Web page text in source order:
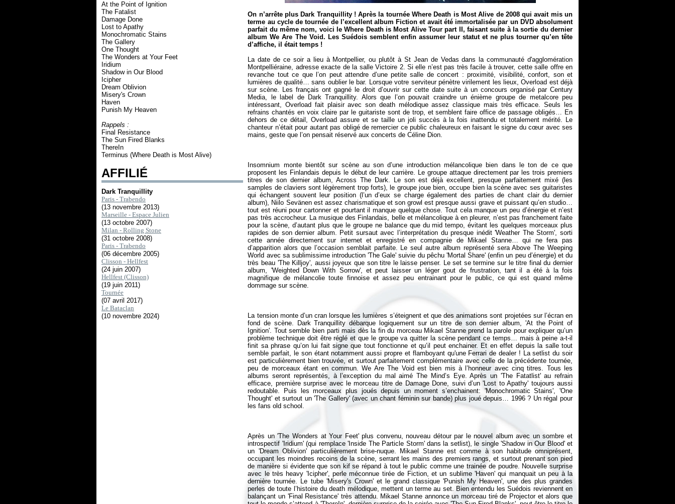
At the Point of Ignition
The Fatalist
Damage Done
Lost to Apathy
Monochromatic Stains
The Gallery
One Thought
The Wonders at Your Feet
Iridium
Shadow in Our Blood
Icipher
Dream Oblivion
Misery's Crown
Haven
Punish My Heaven
Rappels :
Final Resistance
The Sun Fired Blanks
ThereIn
Terminus (Where Death is Most Alive)
AFFILIÉ
Dark Tranquillity
Paris - Trabendo
(13 novembre 2013)
Marseille - Espace Julien
(13 octobre 2007)
Milan - Rolling Stone
(31 octobre 2008)
Paris - Trabendo
(06 décembre 2005)
Clisson - Hellfest
(24 juin 2007)
Hellfest (Clisson)
(19 juin 2011)
Tournée
(07 avril 2017)
Le Bataclan
(10 novembre 2024)
On n’arrête plus Dark Tranquillity ! Après la tournée Where Death is Most Alive de 2008 qui avait mis un
terme au cycle de tournée de l’excellent album Fiction et avait été immortalisée par un DVD absolument
parfait du même nom, voici le Where Death is Most Alive Tour part II, faisant suite à la sortie du dernier
albumWe Are The Void. Les Suédois semblent enfin assumer leur statut et ne plus tourner qu’en tête
d’affiche, il était temps !
La date de ce soir a lieu à Montpellier, ou plutôt à St Jean de Vedas dans la communauté d'agglomération
Montpelliéraine, adresse exacte de la salle Victoire 2. Si elle n’est pas très facile à trouver, cette salle offre en
revanche tout ce que l’on peut attendre d’une petite salle de concert : proximité, visibilité, confort, son et
lumières de qualité… sans oublier le bar. Lorsque votre serviteur pénètre virilement les lieux, Overload est déjà
sur scène. Les français ont gagné le droit d’ouvrir sur cette date suite à un concours organisé par Century
Media, le label de Dark Tranquillity. Alors que l’on pouvait craindre un énième groupe de metalcore peu
intéressant, Overload fait plaisir avec son death mélodique assez classique mais très efficace. Seuls les
refrains chantés en voix claire par le guitariste sont de trop, et semblent faire office de passage obligés… En
dehors de ce détail, Overload assure et se taille un joli succès à la fois inattendu et totalement mérité. Le
chanteur n’était pour autant pas obligé de remercier ce public chaleureux en faisant le signe du cœur avec ses
Insomnium monte bientôt sur scène au son d’une introduction mélancolique bien dans le ton de ce que
proposent les Finlandais depuis le début de leur carrière. Le groupe attaque directement par les trois premiers
titres de son dernier album,Across The Dark. Le son est déjà excellent, presque parfaitement mixé (les
samples de claviers sont légèrement trop forts), le groupe joue bien, occupe bien la scène avec ses guitaristes
qui échangent souvent leur position (l’un d’eux se charge également des parties de chant clair du dernier
album), Niilo Sevänen est assez charismatique et son growl est presque aussi grave et puissant qu’en studio…
tout est réuni pour cartonner et pourtant il manque quelque chose. Tout cela manque un peu d’énergie et n’est
pas très accrocheur. La musique des Finlandais, belle et mélancolique à en pleurer, n’est pas franchement faite
pour la scène, d’autant plus que le groupe ne balance que du mid tempo, évitant les quelques morceaux plus
rapides de son dernier album. Petit sursaut avec l’interprétation du presque inédit 'Weather The Storm', sorti
cette année directement sur internet et enregistré en compagnie de Mikael Stanne… qui ne fera pas
d’apparition alors que l’occasion semblait parfaite. Le seul autre album représenté seraAbove The Weeping
World avec sa sublimissime introduction 'The Gale' suivie du pêchu 'Mortal Share' (enfin un peu d’énergie) et du
très beau 'The Killjoy', aussi joyeux que son titre le laisse penser. Le set se termine sur le titre final du dernier
album, 'Weighted Down With Sorrow', et peut laisser un léger gout de frustration, tant il a été à la fois
magnifique de mélancolie toute finnoise et assez peu entrainant pour le public, ce qui est quand même
La tension monte d’un cran lorsque les lumières s’éteignent et que des animations sont projetées sur l’écran en
fond de scène. Dark Tranquillity débarque logiquement sur un titre de son dernier album, 'At the Point of
Ignition'. Tout semble bien parti mais dès la fin du morceau Mikael Stanne prend la parole pour expliquer qu’un
problème technique doit être réglé et que le groupe va quitter la scène pendant ce temps… mais à peine a-t-il
finit sa phrase qu’on lui fait signe que tout fonctionne et qu’il peut enchainer. Et en effet depuis la salle tout
semble parfait, le son étant notamment aussi propre et flamboyant qu'une Ferrari de dealer ! La setlist du soir
est particulièrement bien trouvée, et surtout parfaitement complémentaire avec celle de la précédente tournée,
peu de morceaux étant en commun.We Are The Void est bien mis à l’honneur avec cinq titres. Tous les
albums seront représentés, à l’exception du mal aiméThe Mind’s Eye. Après un 'The Fatatlist' au refrain
efficace, première surprise avec le morceau titre de Damage Done, suivi d’un 'Lost to Apathy' toujours aussi
redoutable. Puis les morceaux plus joués depuis un moment s’enchainent: 'Monochromatic Stains', 'One
Thought' et surtout un 'The Gallery' (avec un chant féminin sur bande) plus joué depuis… 1996 ? Un régal pour
Après un 'The Wonders at Your Feet' plus convenu, nouveau détour par le nouvel album avec un sombre et
introspectif 'Iridium' (qui remplace 'Inside The Particle Storm' dans la setlist), le single 'Shadow in Our Blood' et
un 'Dream Oblivion' particulièrement brise-nuque. Mikael Stanne est comme à son habitude omniprésent,
occupant les moindres recoins de la scène, serrant les mains des premiers rangs, et surtout prenant son pied
de manière si évidente que son kif se répand à tout le public comme une trainée de poudre. Nouvelle surprise
avec le très heavy 'Icipher', perle méconnue tirée de Fiction, et un sublime 'Haven' qui manquait un peu à la
dernière tournée. Le tube 'Misery's Crown' et le grand classique 'Punish My Heaven', une des plus grandes
perles de toute l’histoire du death mélodique, mettent un terme au set. Bien entendu les Suédois reviennent en
balançant un 'Final Resistance' très attendu. Mikael Stanne annonce un morceau tiré de Projectoret alors que